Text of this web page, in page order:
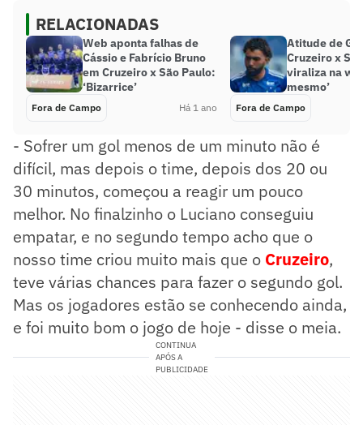
RELACIONADAS
Web aponta falhas de
Cássio e Fabrício Bruno
em Cruzeiro x São Paulo:
‘Bizarrice’
Fora de Campo Há 1 ano
Atitude de
Cruzeiro x
viraliza na
mesmo’
Fora de Campo
- Sofrer um gol menos de um minuto não é
difícil, mas depois o time, depois dos 20 ou
30 minutos, começou a reagir um pouco
melhor. No finalzinho o Luciano conseguiu
empatar, e no segundo tempo acho que o
nosso time criou muito mais que o Cruzeiro,
teve várias chances para fazer o segundo gol.
Mas os jogadores estão se conhecendo ainda,
e foi muito bom o jogo de hoje - disse o meia.
CONTINUA
APÓS A
PUBLICIDADE